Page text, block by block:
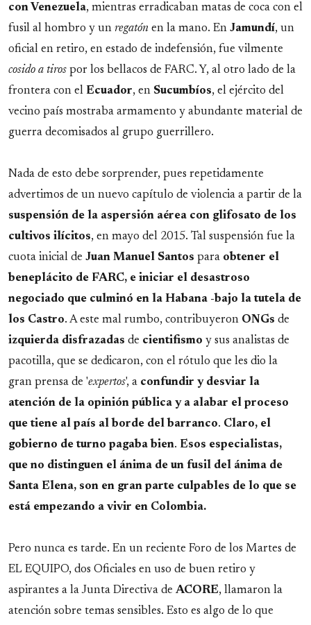
con Venezuela, mientras erradicaban matas de coca con el
fusil al hombro y un regatón en la mano. En Jamundí, un
oficial en retiro, en estado de indefensión, fue vilmente
cosido a tiros por los bellacos de FARC. Y, al otro lado de la
frontera con el Ecuador, en Sucumbíos, el ejército del
vecino país mostraba armamento y abundante material de
guerra decomisados al grupo guerrillero.
Nada de esto debe sorprender, pues repetidamente
advertimos de un nuevo capítulo de violencia a partir de la
suspensión de la aspersión aérea con glifosato de los
cultivos ilícitos, en mayo del 2015. Tal suspensión fue la
cuota inicial de Juan Manuel Santos para obtener el
beneplácito de FARC, e iniciar el desastroso
negociado que culminó en la Habana -bajo la tutela de
los Castro. A este mal rumbo, contribuyeron ONGs de
izquierda disfrazadas de cientifismo y sus analistas de
pacotilla, que se dedicaron, con el rótulo que les dio la
gran prensa de 'expertos', a confundir y desviar la
atención de la opinión pública y a alabar el proceso
que tiene al país al borde del barranco. Claro, el
gobierno de turno pagaba bien. Esos especialistas,
que no distinguen el ánima de un fusil del ánima de
Santa Elena, son en gran parte culpables de lo que se
está empezando a vivir en Colombia.
Pero nunca es tarde. En un reciente Foro de los Martes de
EL EQUIPO, dos Oficiales en uso de buen retiro y
aspirantes a la Junta Directiva de ACORE, llamaron la
atención sobre temas sensibles. Esto es algo de lo que